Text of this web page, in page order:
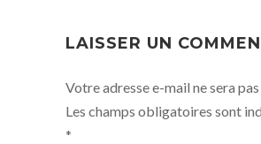
LAISSER UN
Votre adresse e-mail ne sera
Les champs obligatoires sont
*